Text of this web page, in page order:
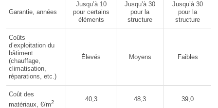
Garantie, années
Jusqu’à 10
pour certains
éléments
Jusqu’à 30
pour la
structure
Jusqu’à 30
pour la
structure
Coûts
d’exploitation du
bâtiment
(chauffage,
climatisation,
réparations, etc.)
Élevés Moyens Faibles
Coût des
matériaux, €/m2 40,3 48,3 39,0